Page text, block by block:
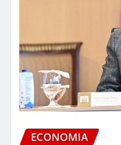
ECONOMIA